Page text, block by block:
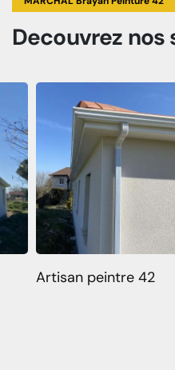
Decouvrez nos
Artisan peintre 42